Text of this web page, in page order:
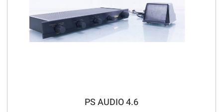
PS AUDIO 4.6